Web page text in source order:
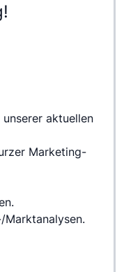
aktuellen
Marketing-